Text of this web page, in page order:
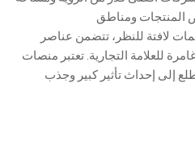
المنتجات ومناطق
لافتة للنظر، تتضمن عناصر
للعلامة التجارية. تعتبر منصات
إلى إحداث تأثير كبير وجذب